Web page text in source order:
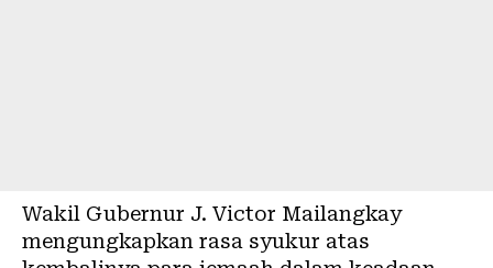
Wakil Gubernur J. Victor Mailangkay
mengungkapkan rasa syukur atas